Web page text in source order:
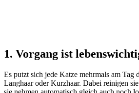
1. Vorgang ist
Es putzt sich jede Katze mehrmals am Tag
Langhaar oder Kurzhaar. Dabei reinigen